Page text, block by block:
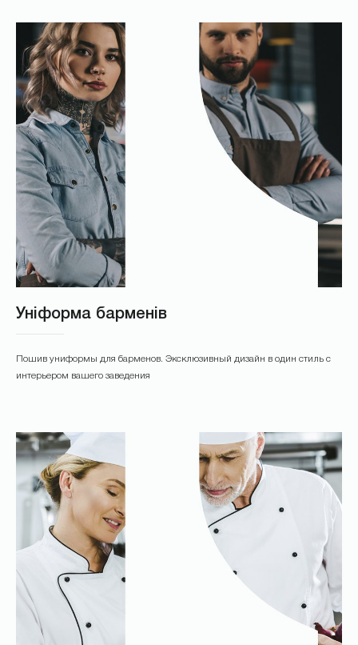
Уніформа барменів
Пошив униформы для барменов. Эксклюзивный дизайн в один стиль с
интерьером вашего заведения